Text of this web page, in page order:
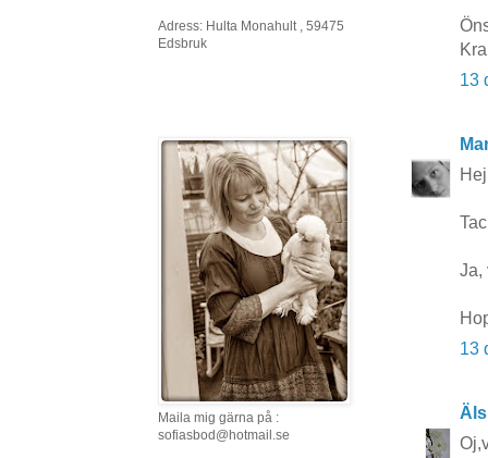
13
Ja,
13
Adress: Hulta Monahult , 59475
Edsbruk
Maila mig gärna på :
sofiasbod@hotmail.se